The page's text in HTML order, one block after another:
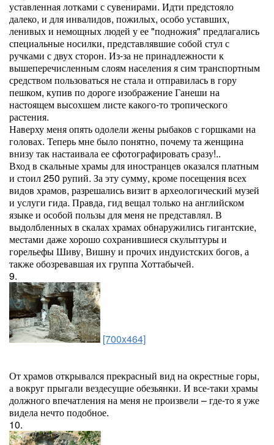
уставленная лотками с сувенирами. Идти предстояло
далеко, и для инвалидов, пожилых, особо уставших,
ленивых и немощных людей у ее "подножия" предлагались
специальные носилки, представлявшие собой стул с
ручками с двух сторон. Из-за не принадлежности к
вышеперечисленным слоям населения я сим транспортным
средством пользоваться не стала и отправилась в гору
пешком, купив по дороге изображение Ганеши на
настоящем высохшем листе какого-то тропического
растения.
Наверху меня опять одолели жены рыбаков с горшками на
головах. Теперь мне было понятно, почему та женщина
внизу так настаивала ее сфотографировать сразу!..
Вход в скальные храмы для иностранцев оказался платным
и стоил 250 рупий. За эту сумму, кроме посещения всех
видов храмов, разрешались визит в археологический музей
и услуги гида. Правда, гид вещал только на английском
языке и особой пользы для меня не представлял. В
выдолбленных в скалах храмах обнаружились гигантские,
местами даже хорошо сохранившиеся скульптуры и
горельефы Шиву, Вишну и прочих индуистских богов, а
также обозревавшая их группа Хоттабычей.
9.
[700x464]
От храмов открывался прекрасный вид на окрестные горы,
а вокруг прыгали вездесущие обезьянки. И все-таки храмы
должного впечатления на меня не произвели – где-то я уже
видела нечто подобное.
10.